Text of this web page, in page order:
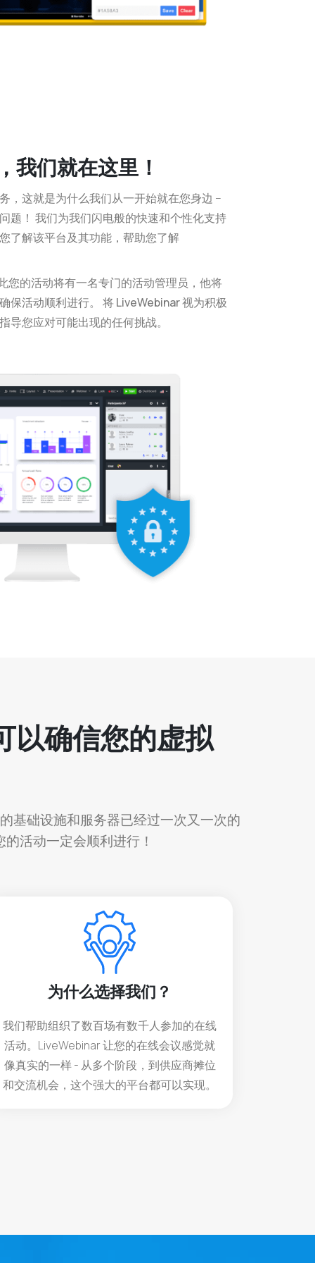
我们就在这里！
，这就是为什么我们从一开始就在您身边 –
题！ 我们为我们闪电般的快速和个性化支持
了解该平台及其功能，帮助您了解
您的活动将有一名专门的活动管理员 ，他将
保活动顺利进行。 将 LiveWebinar 视为积极
导您应对可能出现的任何挑战。
以确信您的虚拟
基础设施和服务器已经过一次又一次的
活动一定会顺利进行！
为什么选择我们？
我们帮助组织了数百场有数千人参加的在线
活动。LiveWebinar 让您的在线会议感觉就
像真实的一样 - 从多个阶段，到供应商摊位
和交流机会，这个强大的平台都可以实现。